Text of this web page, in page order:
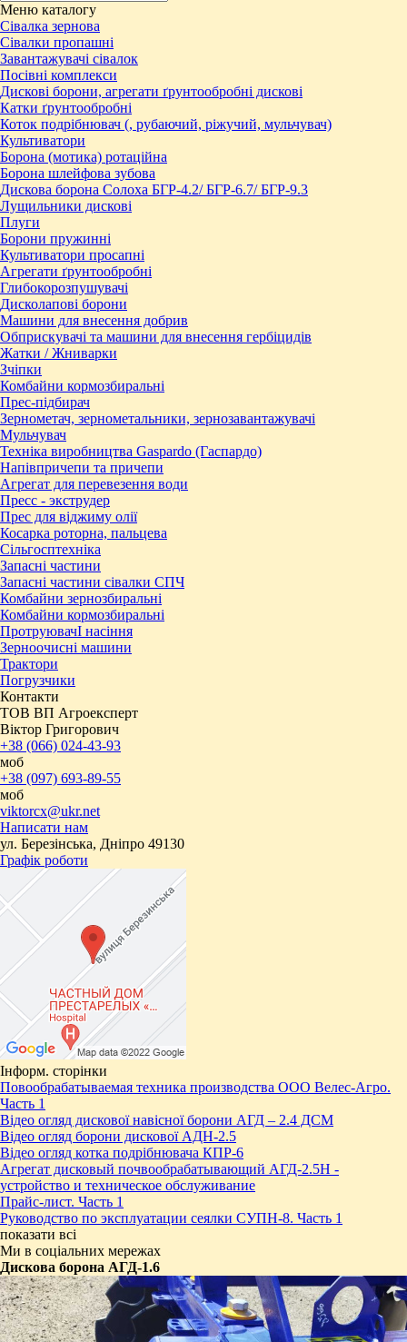
Меню каталогу
Сівалка зернова
Сівалки пропашні
Завантажувачі сівалок
Посівні комплекси
Дискові борони, агрегати ґрунтообробні дискові
Катки ґрунтообробні
Коток подрібнювач (, рубаючий, ріжучий, мульчувач)
Культиватори
Борона (мотика) ротаційна
Борона шлейфова зубова
Дискова борона Солоха БГР-4.2/ БГР-6.7/ БГР-9.3
Лущильники дискові
Плуги
Борони пружинні
Культиватори просапні
Агрегати ґрунтообробні
Глибокорозпушувачі
Дисколапові борони
Машини для внесення добрив
Обприскувачі та машини для внесення гербіцидів
Жатки / Жниварки
Зчіпки
Комбайни кормозбиральні
Прес-підбирач
Зернометач, зернометальники, зернозавантажувачі
Мульчувач
Техніка виробництва Gaspardo (Гаспардо)
Напівпричепи та причепи
Агрегат для перевезення води
Пресc - экструдер
Прес для віджиму олії
Косарка роторна, пальцева
Сільгосптехніка
Запасні частини
Запасні частини сівалки СПЧ
Комбайни зернозбиральні
Комбайни кормозбиральні
ПротруювачІ насіння
Зерноочисні машини
Трактори
Погрузчики
Контакти
ТОВ ВП Агроексперт
Віктор Григорович
+38 (066) 024-43-93
моб
+38 (097) 693-89-55
моб
viktorcx@ukr.net
Написати нам
ул. Березінська, Дніпро 49130
Графік роботи
Інформ. сторінки
Повообрабатываемая техника производства ООО Велес-Агро.
Часть 1
Відео огляд дискової навісної борони АГД – 2.4 ДСМ
Відео огляд борони дискової АДН-2.5
Відео огляд котка подрібнювача КПР-6
Агрегат дисковый почвообрабатывающий АГД-2.5Н -
устройство и техническое обслуживание
Прайс-лист. Часть 1
Руководство по эксплуатации сеялки СУПН-8. Часть 1
показати всі
Ми в соціальних мережах
Дискова борона АГД-1.6